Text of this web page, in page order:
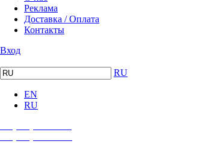
Реклама
Доставка / Оплата
Контакты
Вход
RU
EN
RU